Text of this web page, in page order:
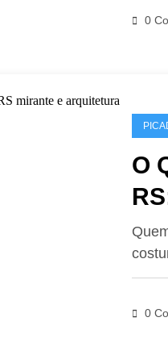
0
O
0